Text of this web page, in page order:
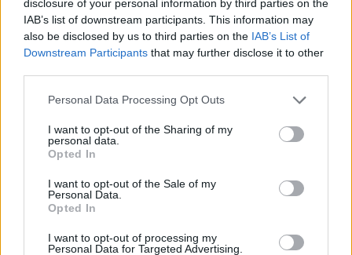
disclosure of your personal information by third parties on the
IAB’s list of downstream participants. This information may
also be disclosed by us to third parties on the IAB’s List of
Downstream Participants that may further disclose it to other
Please note that this website/app uses one or more Google
not limited to your visit or usage behaviour. You may click to
grant or deny consent to Google and its third-party tags to
use your data for below specified purposes in below Google
consent section.
Personal Data Processing Opt Outs
I want to opt-out of the Sharing of my
personal data.
Opted In
I want to opt-out of the Sale of my
Personal Data.
Opted In
I want to opt-out of processing my
Personal Data for Targeted Advertising.
Σημειώνω ότι τα στοιχεία των εν λόγω
λογαριασμών δεν αντλούνται αυτοματοποιημένα
όπου και εντοπίζεται η παράλειψη του λογιστή